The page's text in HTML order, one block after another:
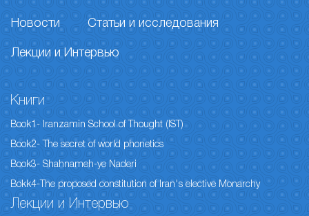
Новости Статьи и исследования
Лекции и Интервью
Книги
Book1- Iranzamin School of Thought (IST)
Book2- The secret of world phonetics
Book3- Shahnameh-ye Naderi
Bokk4-The proposed constitution of Iran's elective Monarchy
Лекции и Интервью